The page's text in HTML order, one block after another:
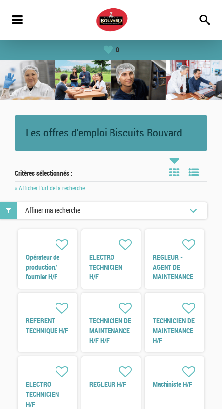
0
Les offres d'emploi Biscuits Bouvard
Critères sélectionnés :
» Afficher l'url de la recherche
Opérateur de
production/
fournier H/F
ELECTRO
TECHNICIEN
H/F
REGLEUR -
AGENT DE
MAINTENANCE
REFERENT
TECHNIQUE H/F
TECHNICIEN DE
MAINTENANCE
H/F H/F
TECHNICIEN DE
MAINTENANCE
H/F
ELECTRO
TECHNICIEN
H/F
REGLEUR H/F Machiniste H/F
Affiner ma recherche